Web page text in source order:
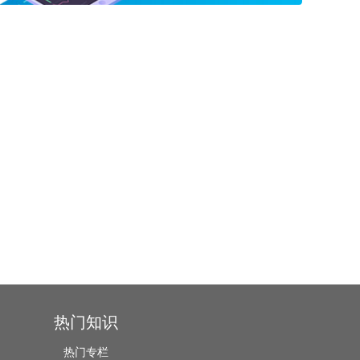
热门知识
热门专栏